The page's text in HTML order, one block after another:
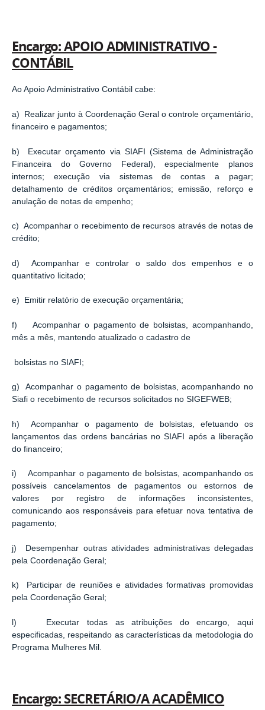
Encargo: APOIO ADMINISTRATIVO -
CONTÁBIL
Ao Apoio Administrativo Contábil cabe:
a) Realizar junto à Coordenação Geral o controle orçamentário,
financeiro e pagamentos;
b) Executar orçamento via SIAFI (Sistema de Administração
Financeira do Governo Federal), especialmente planos
internos; execução via sistemas de contas a pagar;
detalhamento de créditos orçamentários; emissão, reforço e
anulação de notas de empenho;
c) Acompanhar o recebimento de recursos através de notas de
crédito;
d) Acompanhar e controlar o saldo dos empenhos e o
quantitativo licitado;
e) Emitir relatório de execução orçamentária;
f) Acompanhar o pagamento de bolsistas, acompanhando,
mês a mês, mantendo atualizado o cadastro de
bolsistas no SIAFI;
g) Acompanhar o pagamento de bolsistas, acompanhando no
Siafi o recebimento de recursos solicitados no SIGEFWEB;
h) Acompanhar o pagamento de bolsistas, efetuando os
lançamentos das ordens bancárias no SIAFI após a liberação
do financeiro;
i) Acompanhar o pagamento de bolsistas, acompanhando os
possíveis cancelamentos de pagamentos ou estornos de
valores por registro de informações inconsistentes,
comunicando aos responsáveis para efetuar nova tentativa de
pagamento;
j) Desempenhar outras atividades administrativas delegadas
pela Coordenação Geral;
k) Participar de reuniões e atividades formativas promovidas
pela Coordenação Geral;
l) Executar todas as atribuições do encargo, aqui
especificadas, respeitando as características da metodologia do
Programa Mulheres Mil.
Encargo: SECRETÁRIO/A ACADÊMICO